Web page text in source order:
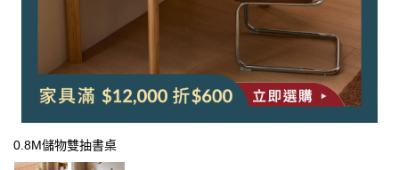
0.8M儲物雙抽書桌